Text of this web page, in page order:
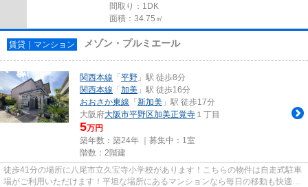
間取り：1DK
面積：34.75㎡
賃貸｜マンション メゾン・プルミエール
関西本線 「平野 」駅 徒歩8分
関西本線 「加美 」駅 徒歩16分
おおさか東線 「新加美 」駅 徒歩17分
大阪府大阪市平野区加美正覚寺 １丁目
5万円
築年数：築24年 ｜募集中： 1室
階数：2階建
徒歩41分の場所に八尾市立久宝寺小学校があります！こちらの物件は自走式駐車
場がご利用いただけます！平坦な場所にあるマンションなら毎日の移動も快適で